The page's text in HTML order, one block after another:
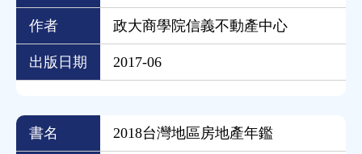
作者 政大商學院信義不動產中心
出版日期 2017-06
書名 2018台灣地區房地產年鑑